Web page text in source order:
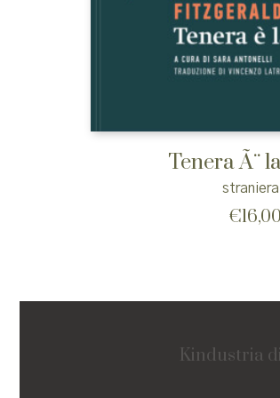
Tenera Ã¨
straniera
€16,00
Kindustria